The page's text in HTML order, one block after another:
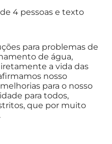
para problemas de
de água,
a vida das
nosso
para o nosso
para todos,
que por muito